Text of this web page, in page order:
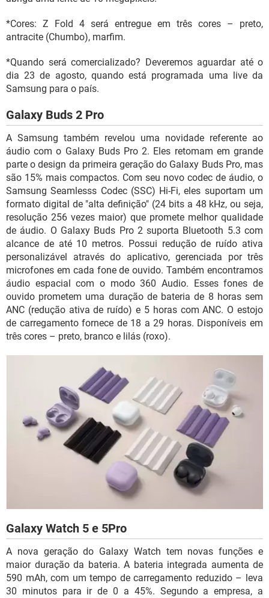
*Cores: Z Fold 4 será entregue em três cores – preto,
antracite (Chumbo), marfim.
*Quando será comercializado? Deveremos aguardar até o
dia 23 de agosto, quando está programada uma live da
Samsung para o país.
Galaxy Buds 2 Pro
A Samsung também revelou uma novidade referente ao
áudio com o Galaxy Buds Pro 2. Eles retomam em grande
parte o design da primeira geração do Galaxy Buds Pro, mas
são 15% mais compactos. Com seu novo codec de áudio, o
Samsung Seamlesss Codec (SSC) Hi-Fi, eles suportam um
formato digital de "alta definição" (24 bits a 48 kHz, ou seja,
resolução 256 vezes maior) que promete melhor qualidade
de áudio. O Galaxy Buds Pro 2 suporta Bluetooth 5.3 com
alcance de até 10 metros. Possui redução de ruído ativa
personalizável através do aplicativo, gerenciada por três
microfones em cada fone de ouvido. Também encontramos
áudio espacial com o modo 360 Audio. Esses fones de
ouvido prometem uma duração de bateria de 8 horas sem
ANC (redução ativa de ruído) e 5 horas com ANC. O estojo
de carregamento fornece de 18 a 29 horas. Disponíveis em
três cores – preto, branco e lilás (roxo).
Galaxy Watch 5 e 5Pro
A nova geração do Galaxy Watch tem novas funções e
maior duração da bateria. A bateria integrada aumenta de
590 mAh, com um tempo de carregamento reduzido – leva
30 minutos para ir de 0 a 45%. Segundo a empresa, a